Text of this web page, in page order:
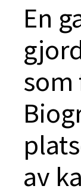
En
som
av